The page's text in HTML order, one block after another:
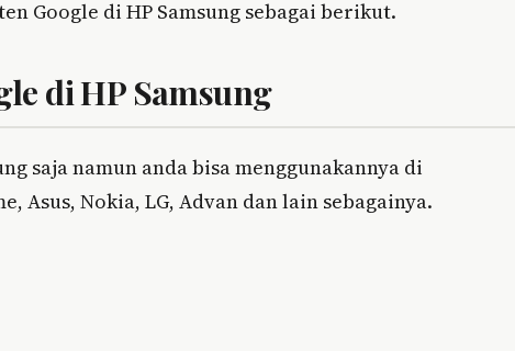
Google di HP Samsung sebagai berikut.
di HP Samsung
saja namun anda bisa menggunakannya di
Asus, Nokia, LG, Advan dan lain sebagainya.